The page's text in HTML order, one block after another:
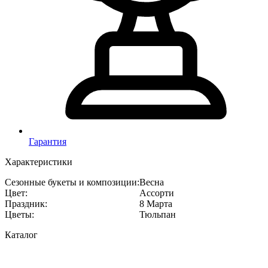
Гарантия
Характеристики
Сезонные букеты и композиции:Весна
Цвет:
Ассорти
Праздник:
8 Марта
Цветы:
Тюльпан
Каталог